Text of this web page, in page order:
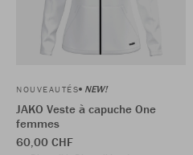
NOUVEAUTÉS NEW!
JAKO Veste à capuche One
femmes
60,00 CHF